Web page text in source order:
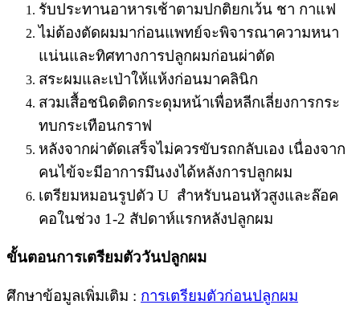
รับประทานอาหารเช้าตามปกติยกเว้น ชา กาแฟ
ไม่ต้องตัดผมมาก่อนแพทย์จะพิจารณาความหนา
แน่นและทิศทางการปลูกผมก่อนผ่าตัด
สระผมและเป่าให้แห้งก่อนมาคลินิก
สวมเสื้อชนิดติดกระดุมหน้าเพื่อหลีกเลี่ยงการกระ
ทบกระเทือนกราฟ
หลังจากผ่าตัดเสร็จไม่ควรขับรถกลับเอง เนื่องจาก
คนไข้จะมีอาการมึนงงได้หลังการปลูกผม
เตรียมหมอนรูปตัว U สำหรับนอนหัวสูงและล๊อค
คอในช่วง 1-2 สัปดาห์แรกหลังปลูกผม
ขั้นตอนการเตรียมตัววันปลูกผม
ศึกษาข้อมูลเพิ่มเติม : การเตรียมตัวก่อนปลูกผม